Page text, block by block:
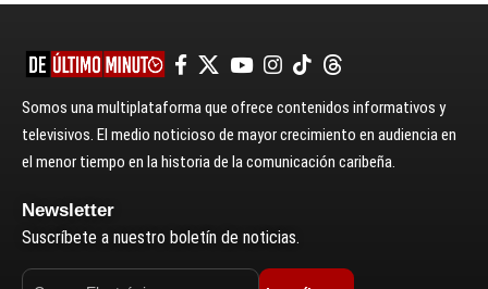
Somos una multiplataforma que ofrece contenidos informativos y
televisivos. El medio noticioso de mayor crecimiento en audiencia en
el menor tiempo en la historia de la comunicación caribeña.
Newsletter
Suscríbete a nuestro boletín de noticias.